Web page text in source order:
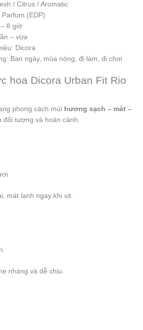
/ Citrus / Aromatic
(EDP)
8 giờ
– vừa
Dicora
Ban ngày, mùa nóng, đi làm, đi chơi
hoa Dicora Urban Fit Rio
phong cách mùi hương sạch – mát –
đối tượng và hoàn cảnh.
mát lạnh ngay khi xịt.
nhàng và dễ chịu.